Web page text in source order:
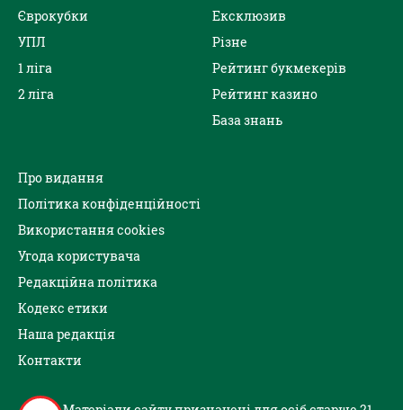
Єврокубки
УПЛ
1 ліга
2 ліга
Ексклюзив
Різне
Рейтинг букмекерів
Рейтинг казино
База знань
Про видання
Політика конфіденційності
Використання cookies
Угода користувача
Редакційна політика
Кодекс етики
Наша редакція
Контакти